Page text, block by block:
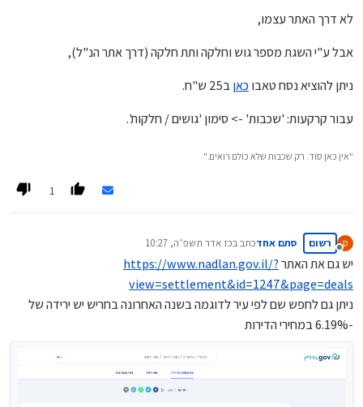
לא דרך האתר עצמו,
אבל ע"י השגת מספר גוש וחלקה ותת חלקה (דרך אתר הנ"ל),
ניתן להוציא נסח טאבוכאןב25 ש"ח.
עבור קרקעות: 'שכבות' -> סימון 'גושים / חלקות'.
"אין כאן סוד. רק שכבות שלא כולם רואים."
1
ס
מנותק
רשום סתם אחדכתב בכז אדר תשפ״ה, 10:27
נערך לאחרונה על ידי
יש גם את האתרhttps://www.nadlan.gov.il/?
view=settlement&id=1247&page=deals
ניתן גם לחפש שם לפי עיר לדוגמה בשנה האחרונה בחריש יש ירידה של
-6.19% במחירי הדירות